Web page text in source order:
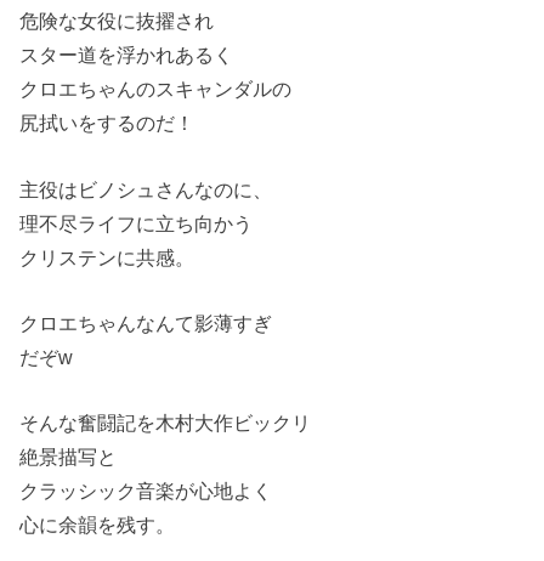
危険な女役に抜擢され
スター道を浮かれあるく
クロエちゃんのスキャンダルの
尻拭いをするのだ！
主役はビノシュさんなのに、
理不尽ライフに立ち向かう
クリステンに共感。
クロエちゃんなんて影薄すぎ
だぞw
そんな奮闘記を木村大作ビックリ
絶景描写と
クラッシック音楽が心地よく
心に余韻を残す。